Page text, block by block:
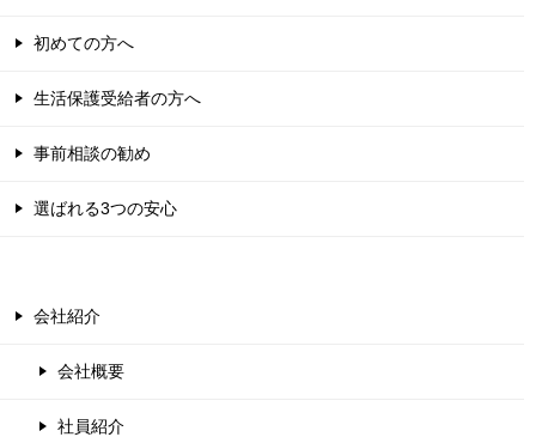
初めての方へ
生活保護受給者の方へ
事前相談の勧め
選ばれる3つの安心
会社紹介
会社概要
社員紹介